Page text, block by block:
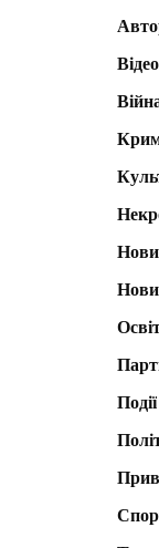
Відео
Події